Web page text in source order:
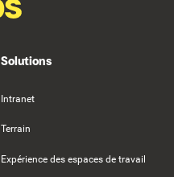
Solutions
Intranet
Terrain
Expérience des espaces de travail